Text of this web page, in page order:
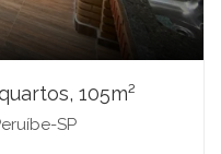
105m²
SP